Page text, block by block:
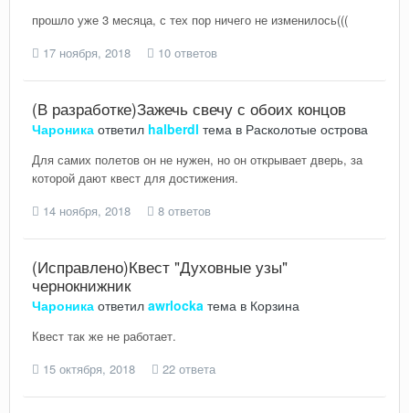
прошло уже 3 месяца, с тех пор ничего не изменилось(((
17 ноября, 2018
10 ответов
(В разработке)Зажечь свечу с обоих концов
Чароника ответил halberdl тема в Расколотые острова
Для самих полетов он не нужен, но он открывает дверь, за
которой дают квест для достижения.
14 ноября, 2018
8 ответов
(Исправлено)Квест "Духовные узы"
чернокнижник
Чароника ответил awrlocka тема в Корзина
Квест так же не работает.
15 октября, 2018
22 ответа